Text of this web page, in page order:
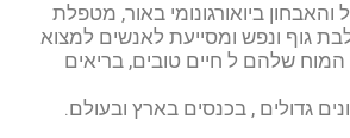
ביואורגונומי באור, מטפלת
גוף ונפש ומסייעת לאנשים למצוא
שלהם ל חיים טובים, בריאים
גדולים , בכנסים בארץ ובעולם.